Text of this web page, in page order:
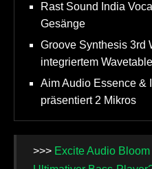
Rast Sound India
Gesänge
Groove Synthesis 3rd
integriertem
Aim Audio Essence &
präsentiert 2 Mikros
>>> Excite Audio